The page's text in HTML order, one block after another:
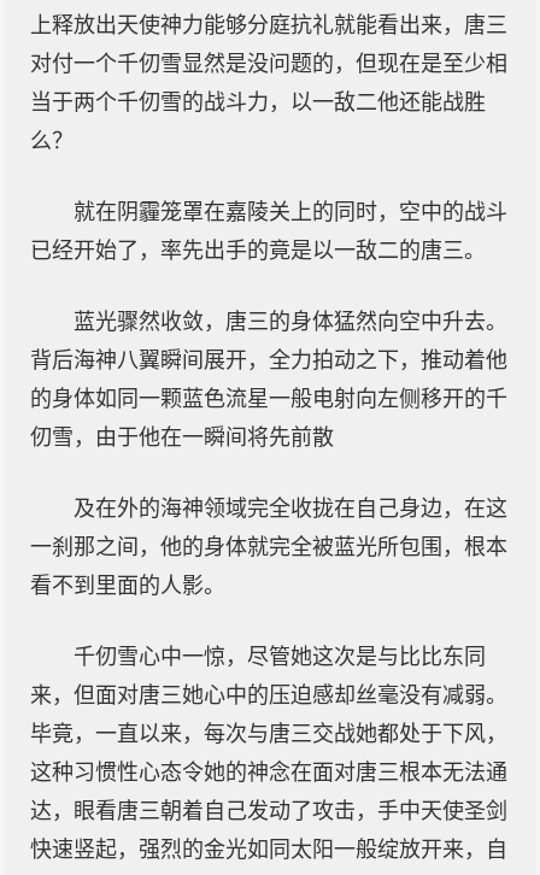
上释放出天使神力能够分庭抗礼就能看出来，唐三
对付一个千仞雪显然是没问题的，但现在是至少相
当于两个千仞雪的战斗力，以一敌二他还能战胜
么？
就在阴霾笼罩在嘉陵关上的同时，空中的战斗
已经开始了，率先出手的竟是以一敌二的唐三。
蓝光骤然收敛，唐三的身体猛然向空中升去。
背后海神八翼瞬间展开，全力拍动之下，推动着他
的身体如同一颗蓝色流星一般电射向左侧移开的千
仞雪，由于他在一瞬间将先前散
及在外的海神领域完全收拢在自己身边，在这
一刹那之间，他的身体就完全被蓝光所包围，根本
看不到里面的人影。
千仞雪心中一惊，尽管她这次是与比比东同
来，但面对唐三她心中的压迫感却丝毫没有减弱。
毕竟，一直以来，每次与唐三交战她都处于下风，
这种习惯性心态令她的神念在面对唐三根本无法通
达，眼看唐三朝着自己发动了攻击，手中天使圣剑
快速竖起，强烈的金光如同太阳一般绽放开来，自